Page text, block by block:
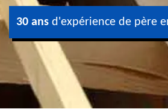
30 ans d'expérience de père